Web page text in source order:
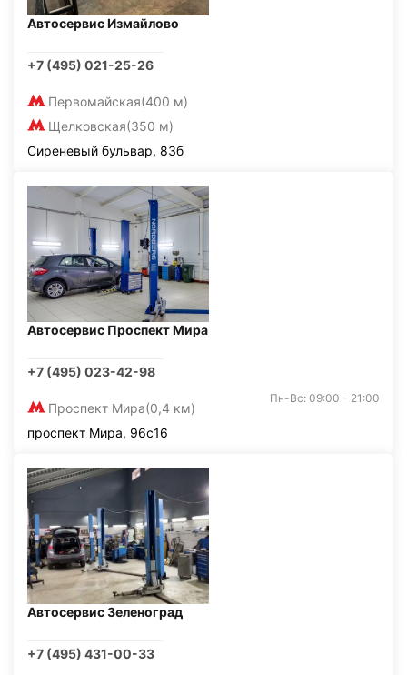
Автосервис Измайлово
+7 (495) 021-25-26
Первомайская(400 м)
Щелковская(350 м)
Сиреневый бульвар, 83б
Автосервис Проспект Мира
+7 (495) 023-42-98
Проспект Мира(0,4 км)
Пн-Вс: 09:00 - 21:00
проспект Мира, 96с16
Автосервис Зеленоград
+7 (495) 431-00-33